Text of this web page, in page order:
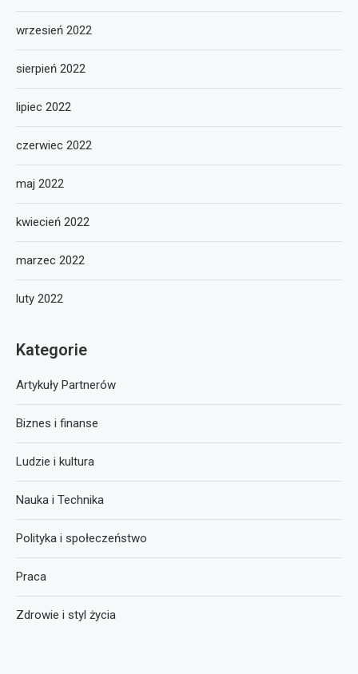
wrzesień 2022
sierpień 2022
lipiec 2022
czerwiec 2022
maj 2022
kwiecień 2022
marzec 2022
luty 2022
Kategorie
Artykuły Partnerów
Biznes i finanse
Ludzie i kultura
Nauka i Technika
Polityka i społeczeństwo
Praca
Zdrowie i styl życia